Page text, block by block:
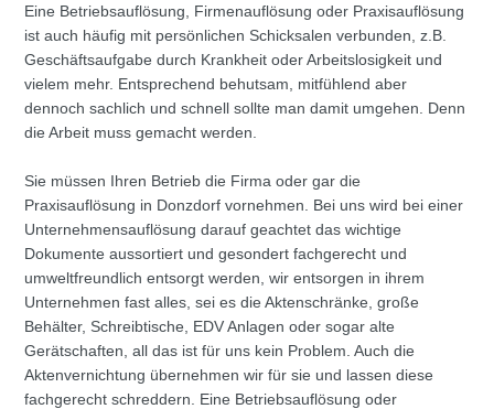
Eine Betriebsauflösung, Firmenauflösung oder Praxisauflösung
ist auch häufig mit persönlichen Schicksalen verbunden, z.B.
Geschäftsaufgabe durch Krankheit oder Arbeitslosigkeit und
vielem mehr. Entsprechend behutsam, mitfühlend aber
dennoch sachlich und schnell sollte man damit umgehen. Denn
die Arbeit muss gemacht werden.
Sie müssen Ihren Betrieb die Firma oder gar die
Praxisauflösung in Donzdorf vornehmen. Bei uns wird bei einer
Unternehmensauflösung darauf geachtet das wichtige
Dokumente aussortiert und gesondert fachgerecht und
umweltfreundlich entsorgt werden, wir entsorgen in ihrem
Unternehmen fast alles, sei es die Aktenschränke, große
Behälter, Schreibtische, EDV Anlagen oder sogar alte
Gerätschaften, all das ist für uns kein Problem. Auch die
Aktenvernichtung übernehmen wir für sie und lassen diese
fachgerecht schreddern. Eine Betriebsauflösung oder